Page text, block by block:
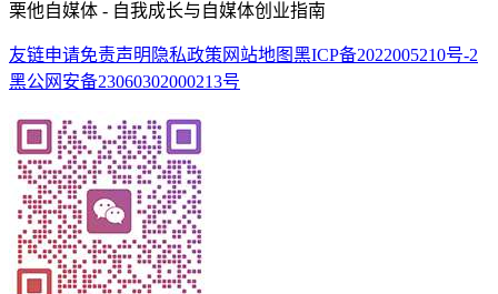
栗他自媒体 - 自我成长与自媒体创业指南
友链申请免责声明 隐私政策 网站地图黑ICP备2022005210号-2
黑公网安备23060302000213号